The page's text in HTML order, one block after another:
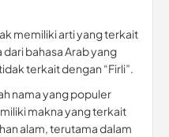
memiliki arti yang terkait
bahasa Arab yang
terkait dengan “Firli”.
nama yang populer
makna yang terkait
alam, terutama dalam